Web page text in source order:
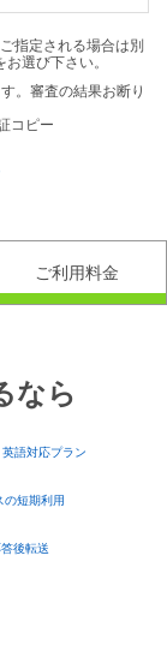
指定される場合は別
選び下さい。
。審査の結果お断り
コピー
ご利用料金
なら
英語対応プラン
の短期利用
答後転送